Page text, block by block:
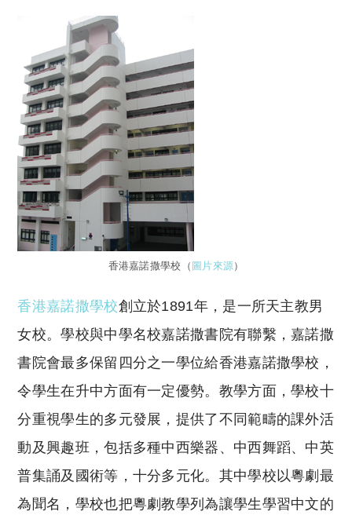
香港嘉諾撒學校（ 圖片來源）
香港嘉諾撒學校創立於1891年，是一所天主教男
女校。學校與中學名校嘉諾撒書院有聯繫，嘉諾撒
書院會最多保留四分之一學位給香港嘉諾撒學校，
令學生在升中方面有一定優勢。教學方面，學校十
分重視學生的多元發展，提供了不同範疇的課外活
動及興趣班，包括多種中西樂器、中西舞蹈、中英
普集誦及國術等，十分多元化。其中學校以粵劇最
為聞名，學校也把粵劇教學列為讓學生學習中文的